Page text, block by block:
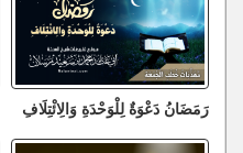
رَمَضَانُ دَعْوَةٌ لِلْوَحْدَةِ وَالِائْتِلَافِ